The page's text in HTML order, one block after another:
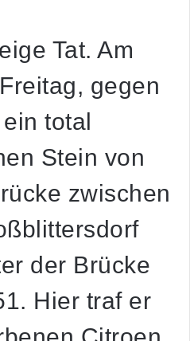
Tat. Am
gegen
total
Stein von
zwischen
der Brücke
Hier traf er